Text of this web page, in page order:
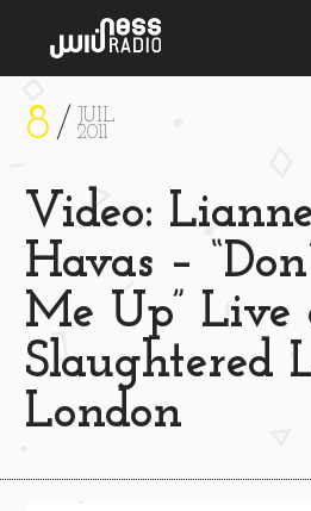
THE WAY WE WERE ****
Mosca
NESS LIVE !
8
JUIL
2011
Video:
Havas –
Me Up” Live
Slaughtered
London